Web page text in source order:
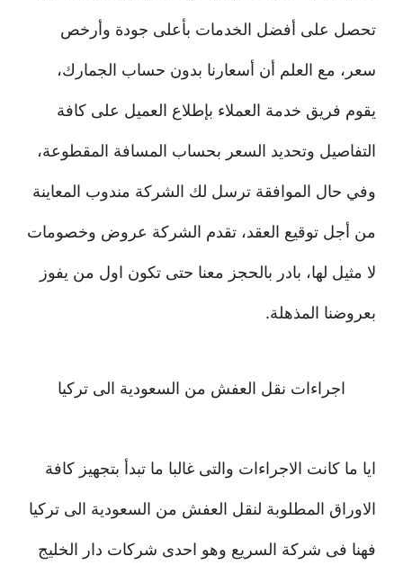
تحصل على أفضل الخدمات بأعلى جودة وأرخص
سعر، مع العلم أن أسعارنا بدون حساب الجمارك،
يقوم فريق خدمة العملاء بإطلاع العميل على كافة
التفاصيل وتحديد السعر بحساب المسافة المقطوعة،
وفي حال الموافقة ترسل لك الشركة مندوب المعاينة
من أجل توقيع العقد، تقدم الشركة عروض وخصومات
لا مثيل لها، بادر بالحجز معنا حتى تكون اول من يفوز
بعروضنا المذهلة.
اجراءات نقل العفش من السعودية الى تركيا
ايا ما كانت الاجراءات والتى غالبا ما تبدأ بتجهيز كافة
الاوراق المطلوبة لنقل العفش من السعودية الى تركيا
فهنا فى شركة السريع وهو احدى شركات دار الخليج